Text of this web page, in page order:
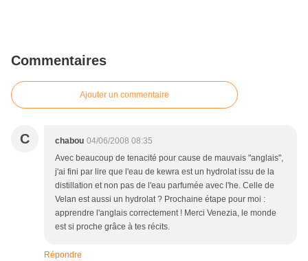
Commentaires
Ajouter un commentaire
C chabou 04/06/2008 08:35
Avec beaucoup de tenacité pour cause de mauvais "anglais",
j'ai fini par lire que l'eau de kewra est un hydrolat issu de la
distillation et non pas de l'eau parfumée avec l'he. Celle de
Velan est aussi un hydrolat ? Prochaine étape pour moi :
apprendre l'anglais correctement ! Merci Venezia, le monde
est si proche grâce à tes récits.
Répondre